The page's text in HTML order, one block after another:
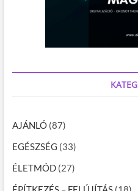
AJÁNLÓ(87)
EGÉSZSÉG (33)
ÉLETMÓD(27)